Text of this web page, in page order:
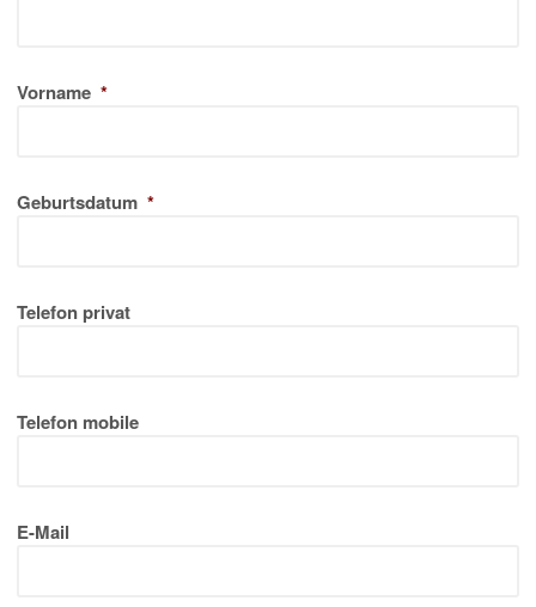
Vorname *
Geburtsdatum *
Telefon privat
Telefon mobile
E-Mail